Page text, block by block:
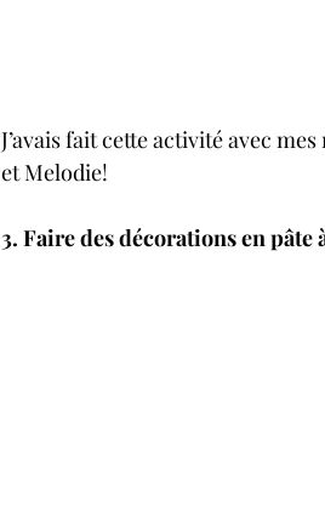
J’avais fait cette activité avec
et Melodie!
3. Faire des décorations en pâte